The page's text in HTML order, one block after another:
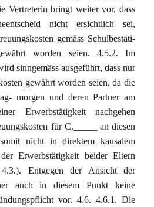
Vertreterin bringt weiter vor, dass
nicht ersichtlich sei,
gemäss Schulbestäti-
worden seien. 4.5.2. Im
sinngemäss ausgeführt, dass nur
gewährt worden seien, da die
morgen und deren Partner am
Erwerbstätigkeit nachgehen
für C._____ an diesen
nicht in direktem kausalem
Erwerbstätigkeit beider Eltern
Entgegen der Ansicht der
auch in diesem Punkt keine
vor. 4.6. 4.6.1. Die